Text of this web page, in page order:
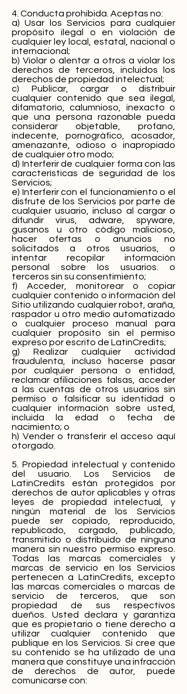
4. Conducta prohibida. Aceptas no:
a) Usar los Servicios para cualquier
propósito ilegal o en violación de
cualquier ley local, estatal, nacional o
internacional;
b) Violar o alentar a otros a violar los
derechos de terceros, incluidos los
derechos de propiedad intelectual;
c) Publicar, cargar o distribuir
cualquier contenido que sea ilegal,
difamatorio, calumnioso, inexacto o
que una persona razonable pueda
considerar objetable, profano,
indecente, pornográfico, acosador,
amenazante, odioso o inapropiado
de cualquier otro modo;
d) Interferir de cualquier forma con las
características de seguridad de los
Servicios;
e) Interferir con el funcionamiento o el
disfrute de los Servicios por parte de
cualquier usuario, incluso al cargar o
difundir virus, adware, spyware,
gusanos u otro código malicioso,
hacer ofertas o anuncios no
solicitados a otros usuarios, o
intentar recopilar información
personal sobre los usuarios. o
terceros sin su consentimiento;
f) Acceder, monitorear o copiar
cualquier contenido o información del
Sitio utilizando cualquier robot, araña,
raspador u otro medio automatizado
o cualquier proceso manual para
cualquier propósito sin el permiso
expreso por escrito de LatinCredits;
g) Realizar cualquier actividad
fraudulenta, incluso hacerse pasar
por cualquier persona o entidad,
reclamar afiliaciones falsas, acceder
a las cuentas de otros usuarios sin
permiso o falsificar su identidad o
cualquier información sobre usted,
incluida la edad o fecha de
nacimiento; o
h) Vender o transferir el acceso aquí
otorgado.
5. Propiedad intelectual y contenido
del usuario. Los Servicios de
LatinCredits están protegidos por
derechos de autor aplicables y otras
leyes de propiedad intelectual, y
ningún material de los Servicios
puede ser copiado, reproducido,
republicado, cargado, publicado,
transmitido o distribuido de ninguna
manera sin nuestro permiso expreso.
Todas las marcas comerciales y
marcas de servicio en los Servicios
pertenecen a LatinCredits, excepto
las marcas comerciales o marcas de
servicio de terceros, que son
propiedad de sus respectivos
dueños. Usted declara y garantiza
que es propietario o tiene derecho a
utilizar cualquier contenido que
publique en los Servicios. Si cree que
su contenido se ha utilizado de una
manera que constituye una infracción
de derechos de autor, puede
comunicarse con: